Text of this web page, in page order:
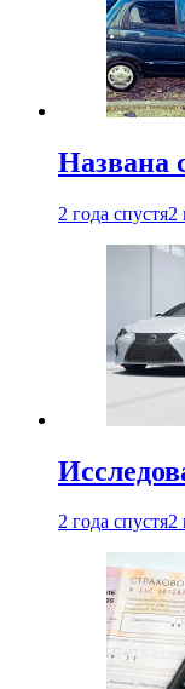
Названа
2 года спустя2
2 года спустя2